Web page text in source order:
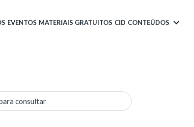
EVENTOS MATERIAIS GRATUITOS CID CONTEÚDOS
consultar